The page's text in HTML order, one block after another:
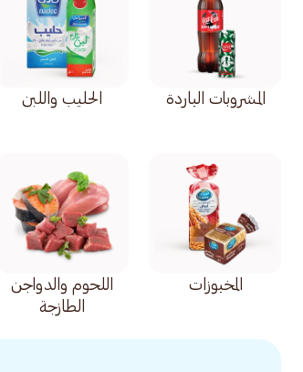
المشروبات الباردة
المخبوزات
الحليب واللبن
اللحوم والدواجن
الطازجة